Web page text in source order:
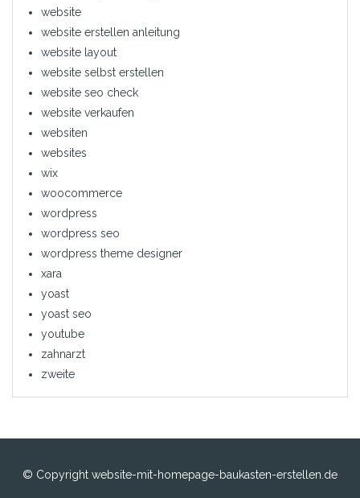
website
website erstellen anleitung
website layout
website selbst erstellen
website seo check
website verkaufen
websiten
websites
wix
woocommerce
wordpress
wordpress seo
wordpress theme designer
xara
yoast
yoast seo
youtube
zahnarzt
zweite
© Copyright website-mit-homepage-baukasten-erstellen.de